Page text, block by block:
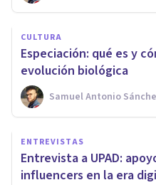
CULTURA
Especiación: qué es y
evolución biológica
Samuel Antonio
ENTREVISTAS
Entrevista a UPAD:
influencers en la era